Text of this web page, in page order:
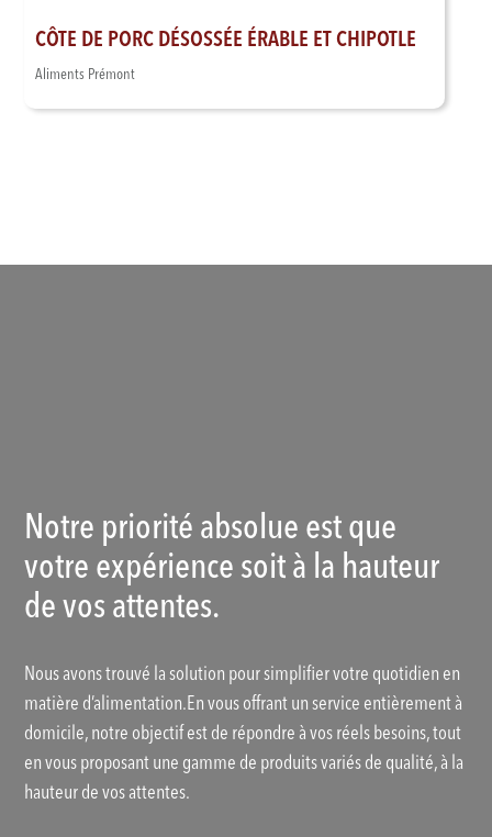
CÔTE DE PORC DÉSOSSÉE ÉRABLE ET CHIPOTLE
Aliments Prémont
Notre priorité absolue est que
votre expérience soit à la hauteur
de vos attentes.
Nous avons trouvé la solution pour simplifier votre quotidien en
matière d’alimentation.En vous offrant un service entièrement à
domicile, notre objectif est de répondre à vos réels besoins, tout
en vous proposant une gamme de produits variés de qualité, à la
hauteur de vos attentes.